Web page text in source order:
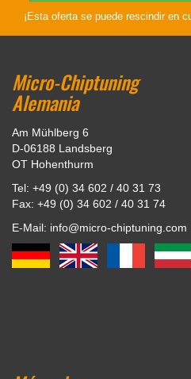
¡Esta oferta se puede rescindir en
Micro-Chiptuning
Alemania
Am Mühlberg 6
D-06188 Landsberg
OT Hohenthurm
Tel: +49 (0) 34 602 / 40 31 73
Fax: +49 (0) 34 602 / 40 31 74
E-Mail: info@micro-chiptuning.com